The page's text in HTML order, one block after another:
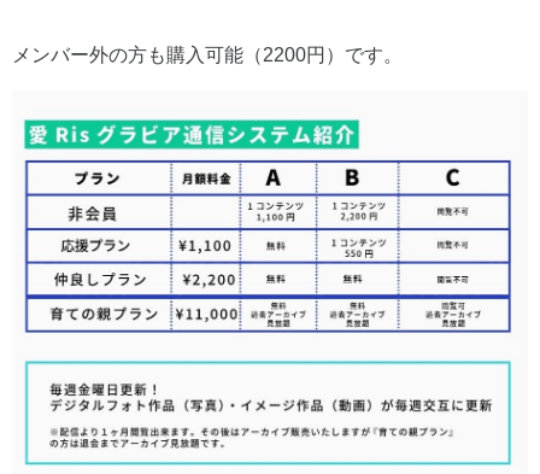
メンバー外の方も購入可能（2200円）です。